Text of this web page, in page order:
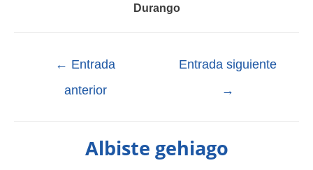
Durango
← Entrada
anterior
Entrada siguiente
→
Albiste gehiago